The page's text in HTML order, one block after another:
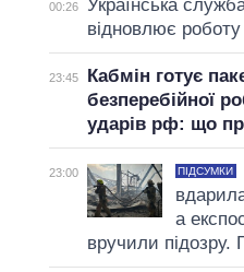
00:26
Українська
відновлює
23:45
Кабмін готує
безперебійної
ударів рф: що
23:00 ПІДСУМКИ
а
вручили підозру.